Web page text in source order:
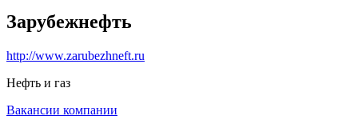
Зарубежнефть
http://www.zarubezhneft.ru
Нефть и газ
Вакансии компании